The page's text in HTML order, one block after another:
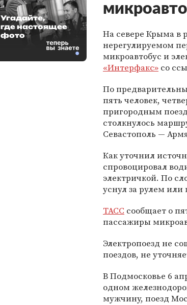
На севере Крыма в
нерегулируемом
микроавтобус и
«Интерфакс» со
По
пять человек,
пригородным
столкнулось
Севастополь —
Как уточнил
спровоцировал
электричкой. По
уснул за рулем или
ТАСС сообщает о
пассажиры
Электропоезд не
поездов, не
В Подмосковье 6
одном
мужчину, поезд
Угадайте,
где настоящее
фото